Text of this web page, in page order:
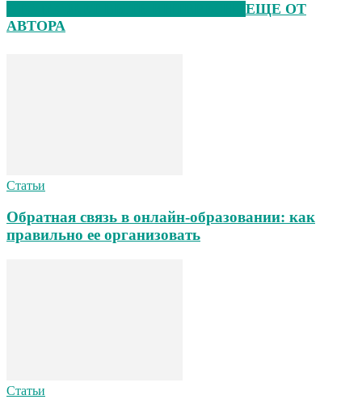
ЕЩЕ ОТ
АВТОРА
Статьи
Обратная связь в онлайн-образовании: как
правильно ее организовать
Статьи